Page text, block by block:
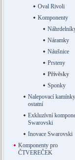
Oval Rivoli
Komponenty
Náramky
Náušnice
Prsteny
Přívěsky
Sponky
Nalepovací kamínky
ostatní
Exkluzívní
Swarovski
Inovace Swarovski
Komponenty pro
ČTVEREČEK